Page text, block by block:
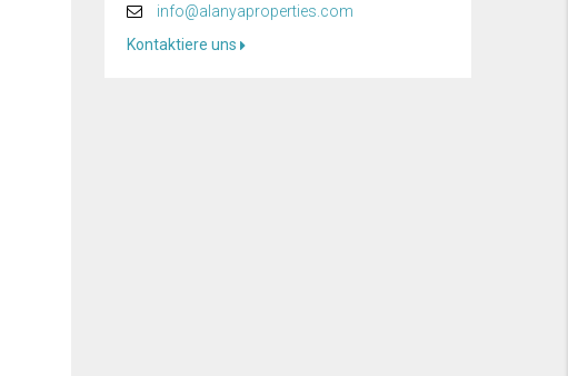
info@alanyaproperties.com
Kontaktiere uns